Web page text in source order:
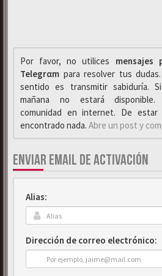
Por favor, no utilices mensajes
Telegrαm para resolver tus
sentido es transmitir sabiduría.
mañana no estará disponible.
comunidad en internet. De estar
encontrado nada. Abre un post y
ENVIAR EMAIL DE ACTIVACIÓN
Alias:
Dirección de correo electrónico: